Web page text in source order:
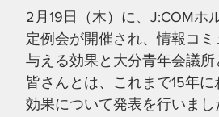
2月19日（木）に、J:COMホ
定例会が開催され、情報コ
与える効果と大分青年会議
皆さんとは、これまで15年
効果について発表を行いまし